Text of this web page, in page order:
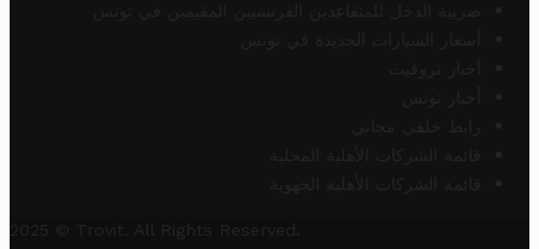
ضريبة الدخل للمتقاعدين الفرنسيين المقيمين في تونس
أسعار السيارات الجديدة في تونس
أخبار تروفيت
أخبار تونس
رابط خلفي مجاني
قائمة الشركات الأهلية المحلية
قائمة الشركات الأهلية الجهوية
2025 © Trovit. All Rights Reserved.